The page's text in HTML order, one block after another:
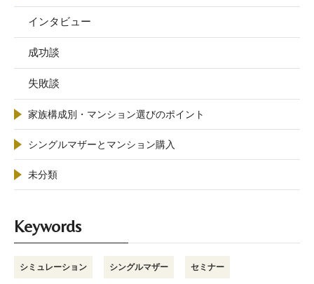
インタビュー
成功談
失敗談
家族構成別・マンション選びのポイント
シングルマザーとマンション購入
未分類
Keywords
シミュレーション シングルマザー セミナー